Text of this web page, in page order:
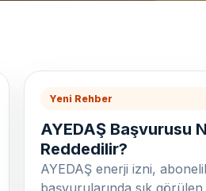
Yeni Rehber
AYEDAŞ Başvurusu
Reddedilir?
AYEDAŞ enerji izni,
başvurularında sık